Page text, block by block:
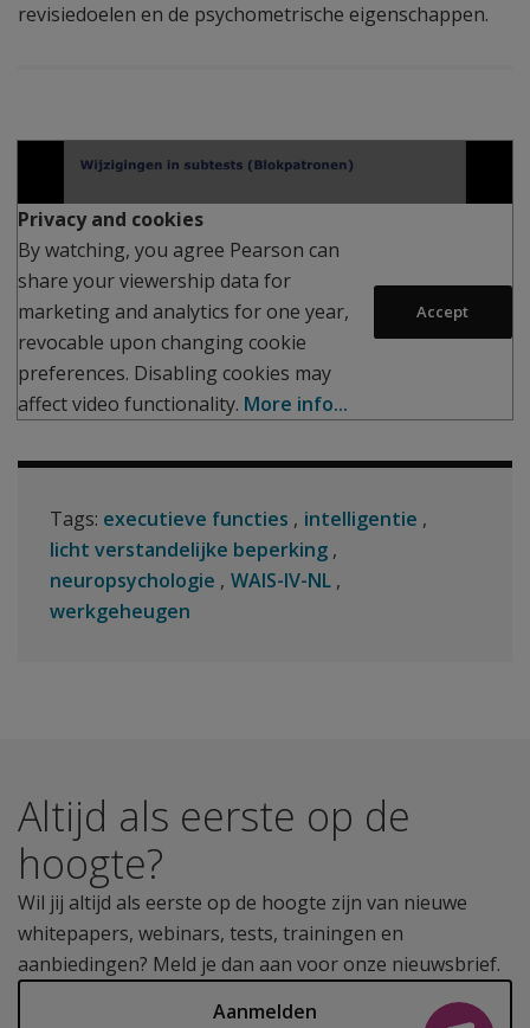
revisiedoelen en de psychometrische eigenschappen.
Play
Privacy and cookies
By watching, you agree Pearson can
share your viewership data for
marketing and analytics for one year,
revocable upon changing cookie
preferences. Disabling cookies may
affect video functionality. More info...
Accept
Tags: executieve functies
intelligentie
licht verstandelijke beperking
neuropsychologie
WAIS-IV-NL
werkgeheugen
Altijd als eerste op de
hoogte?
Wil jij altijd als eerste op de hoogte zijn van nieuwe
whitepapers, webinars, tests, trainingen en
aanbiedingen? Meld je dan aan voor onze nieuwsbrief.
Aanmelden